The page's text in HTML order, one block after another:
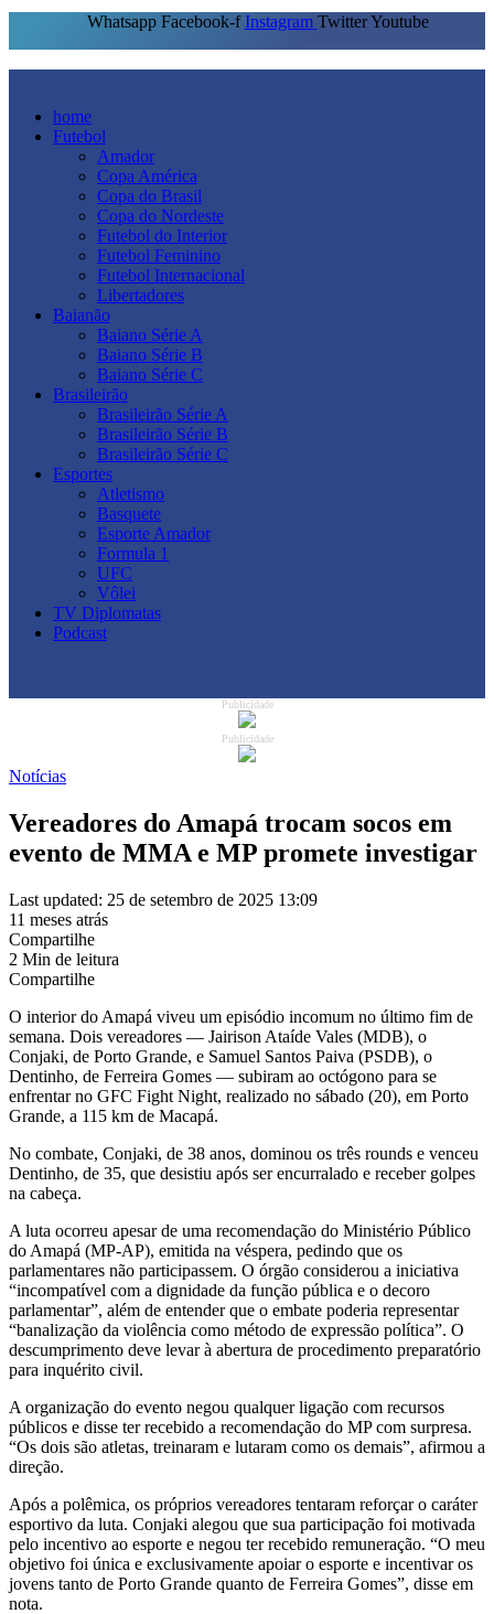
Whatsapp Facebook-f Instagram Twitter Youtube
home
Futebol
Amador
Copa América
Copa do Brasil
Copa do Nordeste
Futebol do Interior
Futebol Feminino
Futebol Internacional
Libertadores
Baianão
Baiano Série A
Baiano Série B
Baiano Série C
Brasileirão
Brasileirão Série A
Brasileirão Série B
Brasileirão Série C
Esportes
Atletismo
Basquete
Esporte Amador
Formula 1
UFC
Vôlei
TV Diplomatas
Podcast
Publicidade
Publicidade
Notícias
Vereadores do Amapá trocam socos em
evento de MMA e MP promete investigar
Last updated: 25 de setembro de 2025 13:09
11 meses atrás
Compartilhe
2 Min de leitura
Compartilhe
O interior do Amapá viveu um episódio incomum no último fim de
semana. Dois vereadores — Jairison Ataíde Vales (MDB), o
Conjaki, de Porto Grande, e Samuel Santos Paiva (PSDB), o
Dentinho, de Ferreira Gomes — subiram ao octógono para se
enfrentar no GFC Fight Night, realizado no sábado (20), em Porto
Grande, a 115 km de Macapá.
No combate, Conjaki, de 38 anos, dominou os três rounds e venceu
Dentinho, de 35, que desistiu após ser encurralado e receber golpes
na cabeça.
A luta ocorreu apesar de uma recomendação do Ministério Público
do Amapá (MP-AP), emitida na véspera, pedindo que os
parlamentares não participassem. O órgão considerou a iniciativa
“incompatível com a dignidade da função pública e o decoro
parlamentar”, além de entender que o embate poderia representar
“banalização da violência como método de expressão política”. O
descumprimento deve levar à abertura de procedimento preparatório
para inquérito civil.
A organização do evento negou qualquer ligação com recursos
públicos e disse ter recebido a recomendação do MP com surpresa.
“Os dois são atletas, treinaram e lutaram como os demais”, afirmou a
direção.
Após a polêmica, os próprios vereadores tentaram reforçar o caráter
esportivo da luta. Conjaki alegou que sua participação foi motivada
pelo incentivo ao esporte e negou ter recebido remuneração. “O meu
objetivo foi única e exclusivamente apoiar o esporte e incentivar os
jovens tanto de Porto Grande quanto de Ferreira Gomes”, disse em
nota.